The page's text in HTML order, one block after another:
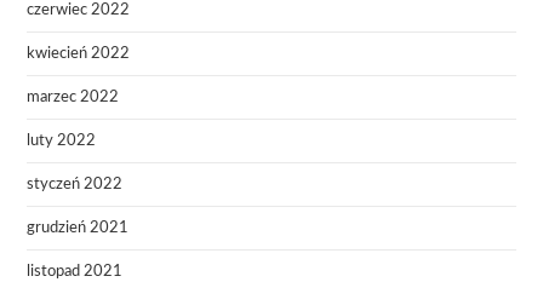
czerwiec 2022
kwiecień 2022
marzec 2022
luty 2022
styczeń 2022
grudzień 2021
listopad 2021